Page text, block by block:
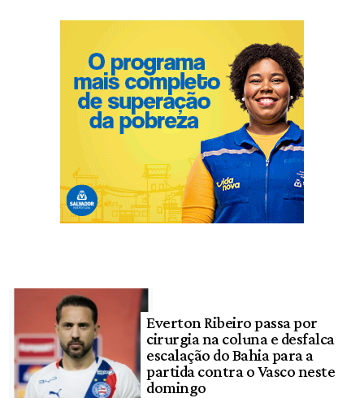
Everton Ribeiro passa por
cirurgia na coluna e desfalca
escalação do Bahia para a
partida contra o Vasco neste
domingo